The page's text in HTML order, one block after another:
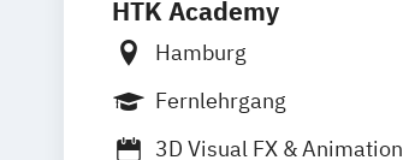
HTK Academy
Hamburg
Fernlehrgang
3D Visual FX & Animation